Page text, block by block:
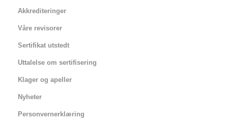
Akkrediteringer
Våre revisorer
Sertifikat utstedt
Uttalelse om sertifisering
Klager og apeller
Nyheter
Personvernerklæring